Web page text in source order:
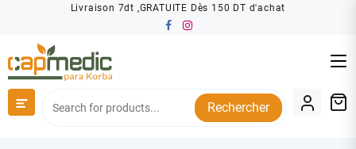
Livraison 7dt ,GRATUITE Dès 150 DT d'achat
Rechercher